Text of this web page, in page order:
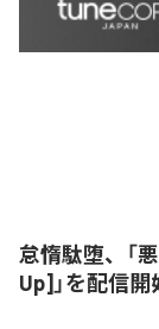
怠惰駄堕、「
Up]」を配信開